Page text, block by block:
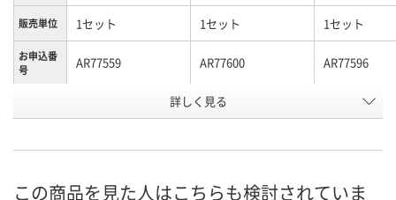
販売単位 1セット 1セット 1セット
お申込番
号
AR77559 AR77600 AR77596
直送品
数量 数量
詳しく見る
この商品を見た人はこちらも検討されていま